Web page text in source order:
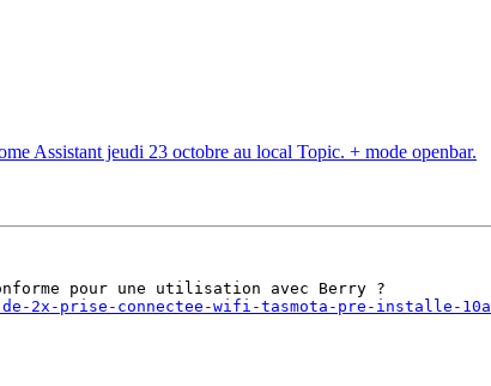
Assistant jeudi 23 octobre au local Topic. + mode openbar.
2x-prise-connectee-wifi-tasmota-pre-installe-